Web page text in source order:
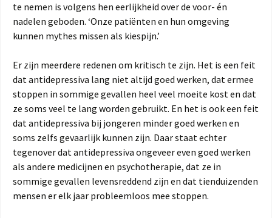
te nemen is volgens hen eerlijkheid over de voor- én
nadelen geboden. ‘Onze patiënten en hun omgeving
kunnen mythes missen als kiespijn.’
Er zijn meerdere redenen om kritisch te zijn. Het is een feit
dat antidepressiva lang niet altijd goed werken, dat ermee
stoppen in sommige gevallen heel veel moeite kost en dat
ze soms veel te lang worden gebruikt. En het is ook een feit
dat antidepressiva bij jongeren minder goed werken en
soms zelfs gevaarlijk kunnen zijn. Daar staat echter
tegenover dat antidepressiva ongeveer even goed werken
als andere medicijnen en psychotherapie, dat ze in
sommige gevallen levensreddend zijn en dat tienduizenden
mensen er elk jaar probleemloos mee stoppen.